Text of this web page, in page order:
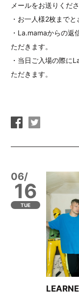
メールをお送りくださ
・お一人様2枚までと
・La.mamaからの返
ただきます。
・当日ご入場の際に
ただきます。
06/
16
TUE